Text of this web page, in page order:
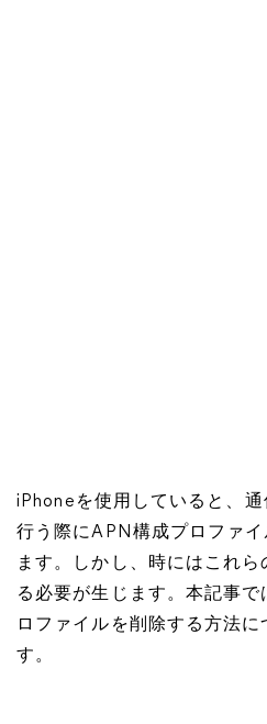
iPhoneを使用していると、
行う際にAPN構成プロファ
ます。しかし、時にはこれ
る必要が生じます。本記事
ロファイルを削除する方法に
す。